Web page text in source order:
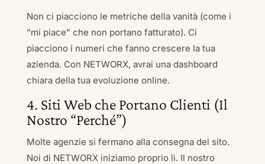
Non ci piacciono le metriche della vanità (come i
“mi piace” che non portano fatturato). Ci
piacciono i numeri che fanno crescere la tua
azienda. Con NETWORX, avrai una dashboard
chiara della tua evoluzione online.
4. Siti Web che Portano Clienti (Il
Nostro “Perché”)
Molte agenzie si fermano alla consegna del sito.
Noi di NETWORX iniziamo proprio lì. Il nostro